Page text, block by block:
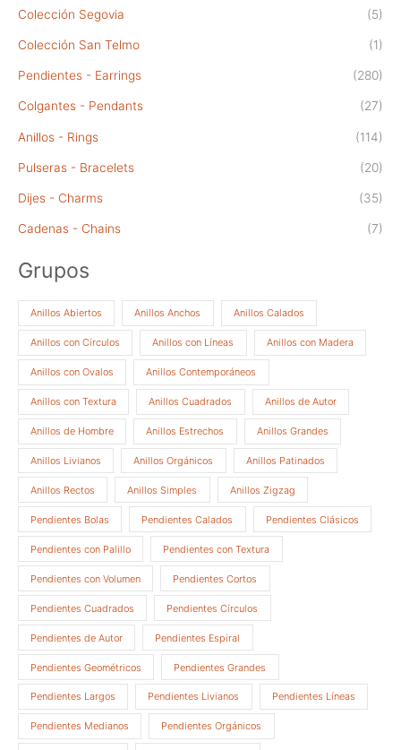
Colección Segovia (5)
Colección San Telmo (1)
Pendientes - Earrings (280)
Colgantes - Pendants (27)
Anillos - Rings (114)
Pulseras - Bracelets (20)
Dijes - Charms (35)
Cadenas - Chains (7)
Grupos
Anillos Abiertos Anillos Anchos Anillos Calados
Anillos con Círculos Anillos con Líneas Anillos con Madera
Anillos con Ovalos Anillos Contemporáneos
Anillos con Textura Anillos Cuadrados Anillos de Autor
Anillos de Hombre Anillos Estrechos Anillos Grandes
Anillos Livianos Anillos Orgánicos Anillos Patinados
Anillos Rectos Anillos Simples Anillos Zigzag
Pendientes Bolas Pendientes Calados Pendientes Clásicos
Pendientes con Palillo Pendientes con Textura
Pendientes con Volumen Pendientes Cortos
Pendientes Cuadrados Pendientes Círculos
Pendientes de Autor Pendientes Espiral
Pendientes Geométricos Pendientes Grandes
Pendientes Largos Pendientes Livianos Pendientes Líneas
Pendientes Medianos Pendientes Orgánicos